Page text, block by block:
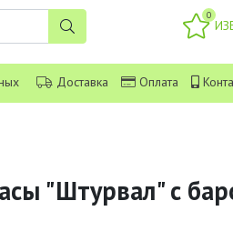
0
Доставка Оплата
"Штурвал" с